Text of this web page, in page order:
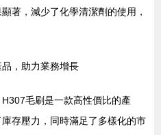
著，減少了化學清潔劑的使用，
，助力業務增長
毛刷是一款高性價比的產
存壓力，同時滿足了多樣化的市